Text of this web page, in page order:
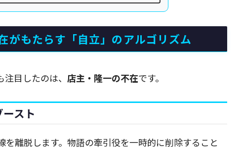
がもたらす「自立」のアルゴリズム
目したのは、 店主・隆一の不在です。
スト
離脱します。物語の牽引役を一時的に削除すること